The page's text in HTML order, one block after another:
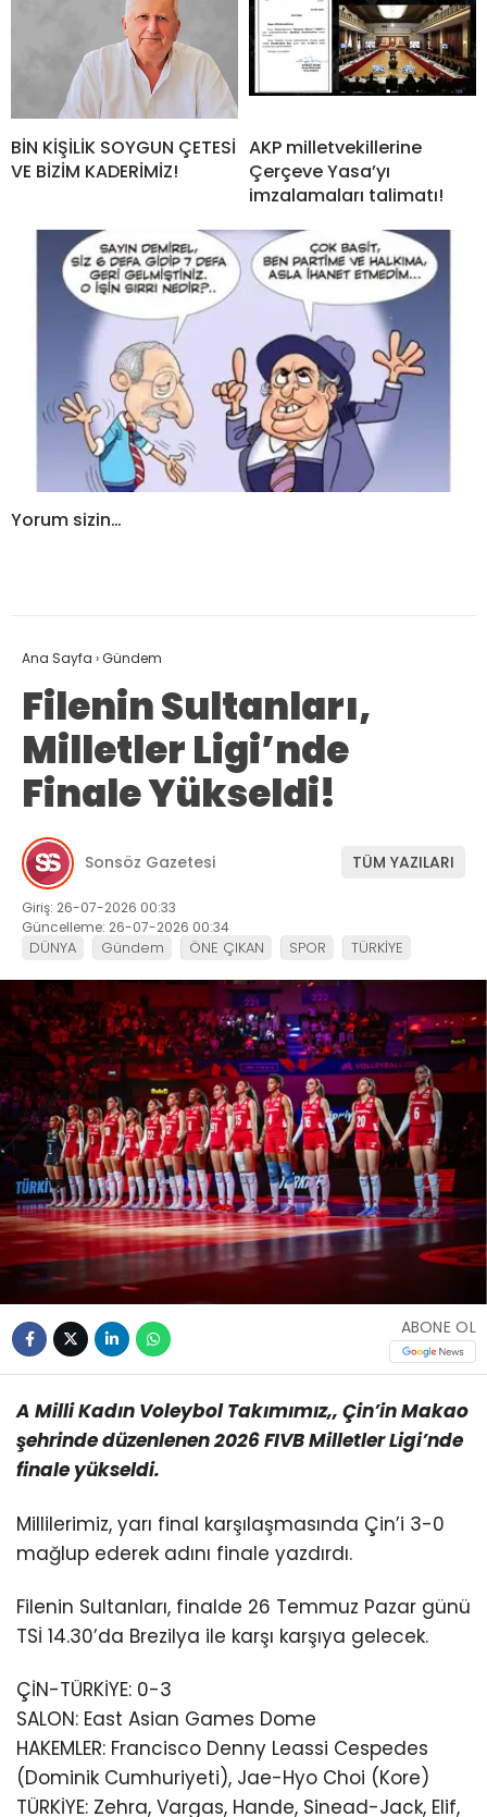
BİN KİŞİLİK SOYGUN ÇETESİ
VE BİZİM KADERİMİZ!
AKP milletvekillerine
Çerçeve Yasa’yı
imzalamaları talimatı!
Yorum sizin…
Ana Sayfa ›Gündem
Filenin Sultanları,
Milletler Ligi’nde
Finale Yükseldi!
Sonsöz Gazetesi TÜM YAZILARI
Giriş: 26-07-2026 00:33
Güncelleme: 26-07-2026 00:34
DÜNYA Gündem ÖNE ÇIKAN SPOR TÜRKİYE
ABONE OL
A Milli Kadın Voleybol Takımımız,, Çin’in Makao
şehrinde düzenlenen 2026 FIVB Milletler Ligi’nde
finale yükseldi.
Millilerimiz, yarı final karşılaşmasında Çin’i 3-0
mağlup ederek adını finale yazdırdı.
Filenin Sultanları, finalde 26 Temmuz Pazar günü
TSİ 14.30’da Brezilya ile karşı karşıya gelecek.
ÇİN-TÜRKİYE: 0-3
SALON: East Asian Games Dome
HAKEMLER: Francisco Denny Leassi Cespedes
(Dominik Cumhuriyeti), Jae-Hyo Choi (Kore)
TÜRKİYE: Zehra, Vargas, Hande, Sinead-Jack, Elif,